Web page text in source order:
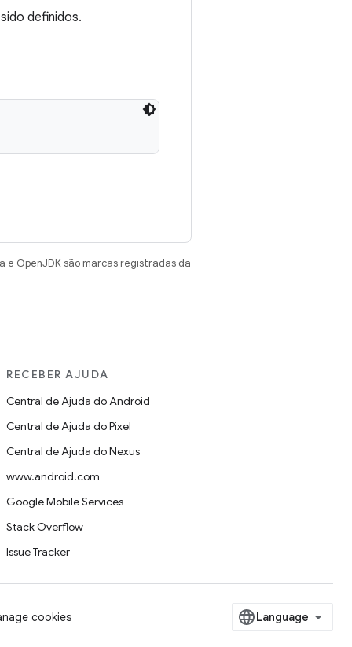
definidos.
e OpenJDK são marcas registradas da
RECEBER AJUDA
Central de Ajuda do Android
Central de Ajuda do Pixel
Central de Ajuda do Nexus
www.android.com
Google Mobile Services
Stack Overflow
Issue Tracker
cookies